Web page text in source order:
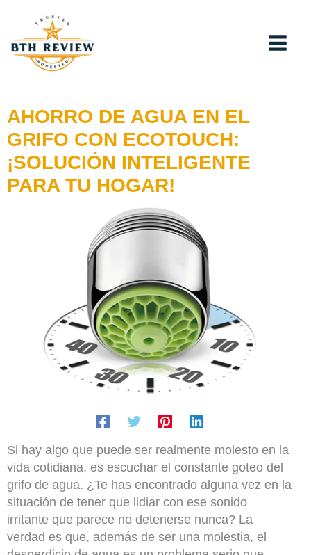
content
AHORRO DE AGUA EN EL
GRIFO CON ECOTOUCH:
¡SOLUCIÓN INTELIGENTE
PARA TU HOGAR!
Si hay algo que puede ser realmente molesto en la
vida cotidiana, es escuchar el constante goteo del
grifo de agua. ¿Te has encontrado alguna vez en la
situación de tener que lidiar con ese sonido
irritante que parece no detenerse nunca? La
verdad es que, además de ser una molestia, el